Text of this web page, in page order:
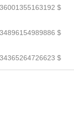
$
$
$